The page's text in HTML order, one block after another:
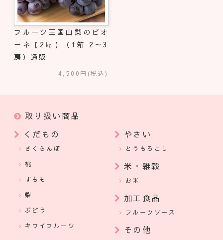
フルーツ王国山梨のピオ
ーネ【2㎏】（1箱 2～3
房）通販
4,500円(税込)
取り扱い商品
くだもの
さくらんぼ
桃
すもも
梨
ぶどう
キウイフルーツ
やさい
とうもろこし
米・雑穀
お米
加工食品
フルーツソース
その他